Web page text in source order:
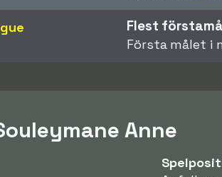
Flest
Första målet i
Anne